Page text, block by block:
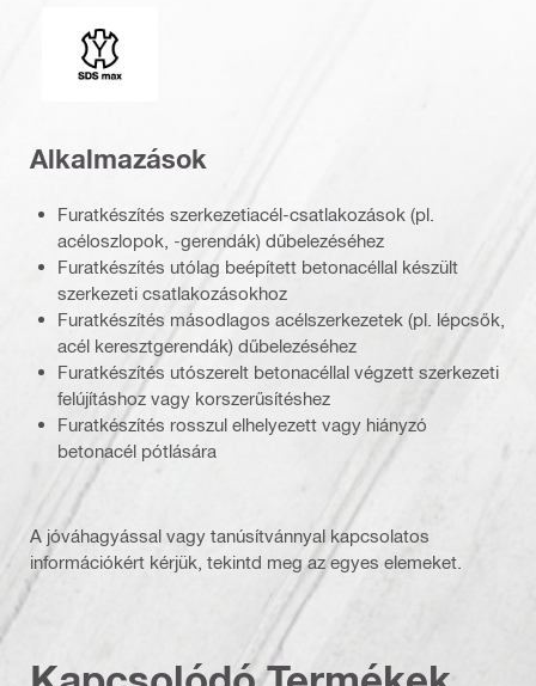
Csatlakozóvég
Alkalmazások
Furatkészítés szerkezetiacél-csatlakozások (pl.
acéloszlopok, -gerendák) dűbelezéséhez
Furatkészítés utólag beépített betonacéllal készült
szerkezeti csatlakozásokhoz
Furatkészítés másodlagos acélszerkezetek (pl. lépcsők,
acél keresztgerendák) dűbelezéséhez
Furatkészítés utószerelt betonacéllal végzett szerkezeti
felújításhoz vagy korszerűsítéshez
Furatkészítés rosszul elhelyezett vagy hiányzó
betonacél pótlására
A jóváhagyással vagy tanúsítvánnyal kapcsolatos
információkért kérjük, tekintd meg az egyes elemeket.